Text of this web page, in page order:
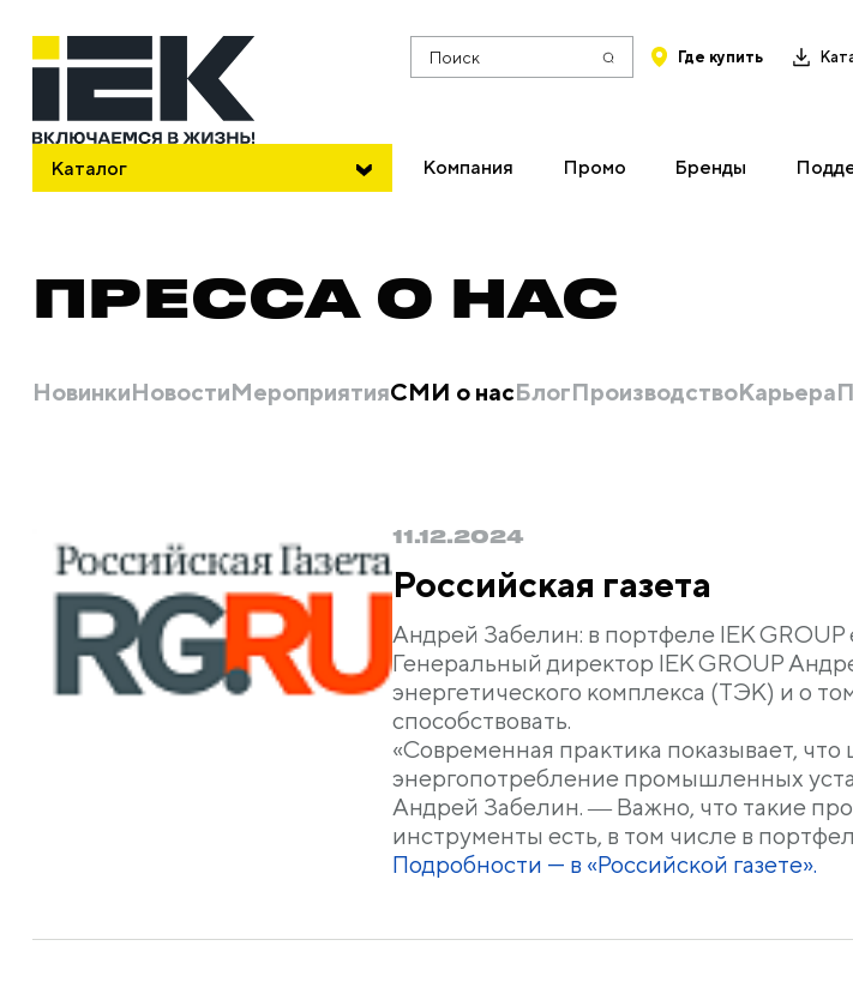
Каталог
Поиск Где купить
Компания Промо Бренды
ПРЕССА О НАС
НовинкиНовостиМероприятияСМИ о насБлогПроизводствоКарьера
11.12.2024
Российская газета
Андрей Забелин: в портфеле IEK
Генеральный директор IEK GROUP
энергетического комплекса (ТЭК) и о
способствовать.
«Современная практика показывает,
энергопотребление промышленных
Андрей Забелин. ― Важно, что такие
инструменты есть, в том числе в
Подробности — в «Российской газете».